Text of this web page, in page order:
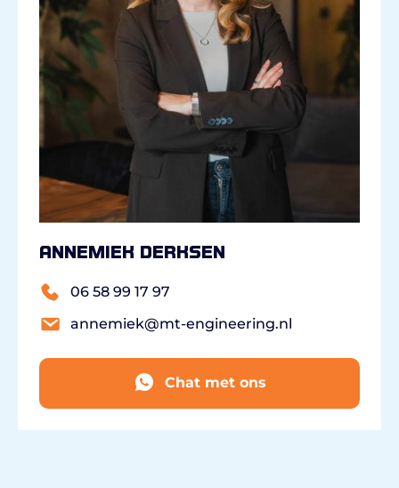
Annemiek Derksen
06 58 99 17 97
annemiek@mt-engineering.nl
Chat met ons